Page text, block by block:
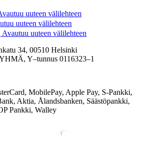
uuteen välilehteen
uuteen välilehteen
Avautuu uuteen välilehteen
34, 00510 Helsinki
Y–tunnus 0116323–1
MobilePay, Apple Pay, S-Pankki,
Aktia, Ålandsbanken, Säästöpankki,
Pankki, Walley